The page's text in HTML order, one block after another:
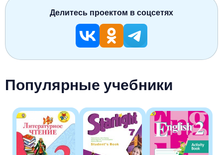
Популярные учебники
Делитесь проектом в соцсетях